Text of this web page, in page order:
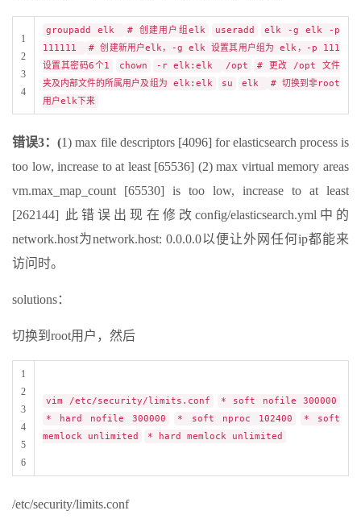
1
2
3
4
groupadd elk # 创建用户组elk useradd
elk -g elk -p
111111
# 创建新用户elk，-g elk 设置其用户组为 elk，-p 111
设置其密码6个1
chown -r elk:elk /opt
# 更改 /opt 文件
夹及内部文件的所属用户及组为 elk:elk
su elk
# 切换到非root
用户elk下来
错误3：(1) max file descriptors [4096] for elasticsearch process is
too low, increase to at least [65536] (2) max virtual memory areas
vm.max_map_count [65530] is too low, increase to at least
[262144] 此错误出现在修改config/elasticsearch.yml中的
network.host为network.host: 0.0.0.0以便让外网任何ip都能来
访问时。
solutions：
切换到root用户，然后
1
2
3
4
5
6
vim /etc/security/limits.conf
* soft nofile 300000
* hard nofile 300000
* soft nproc 102400
* soft
memlock unlimited
* hard memlock unlimited
/etc/security/limits.conf